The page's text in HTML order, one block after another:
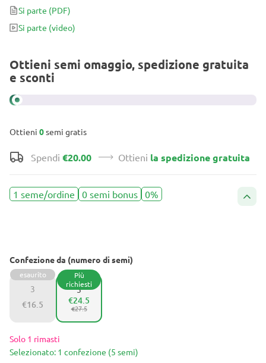
mente e corpo. Una varietà ricca, stabile e intensa nel modo
giusto.
Si parte (PDF)
Si parte (video)
Ottieni semi omaggio, spedizione gratuita
e sconti
Ottieni 0semi gratis
Spendi €20.00 Ottieni la spedizione gratuita
1 seme/ordine 0 semi bonus 0%
Confezione da (numero di semi)
3
esaurito
€16.5
5
Più
richiesti
€27.5
€24.5
Solo 1 rimasti
Selezionato: 1 confezione (5 semi)